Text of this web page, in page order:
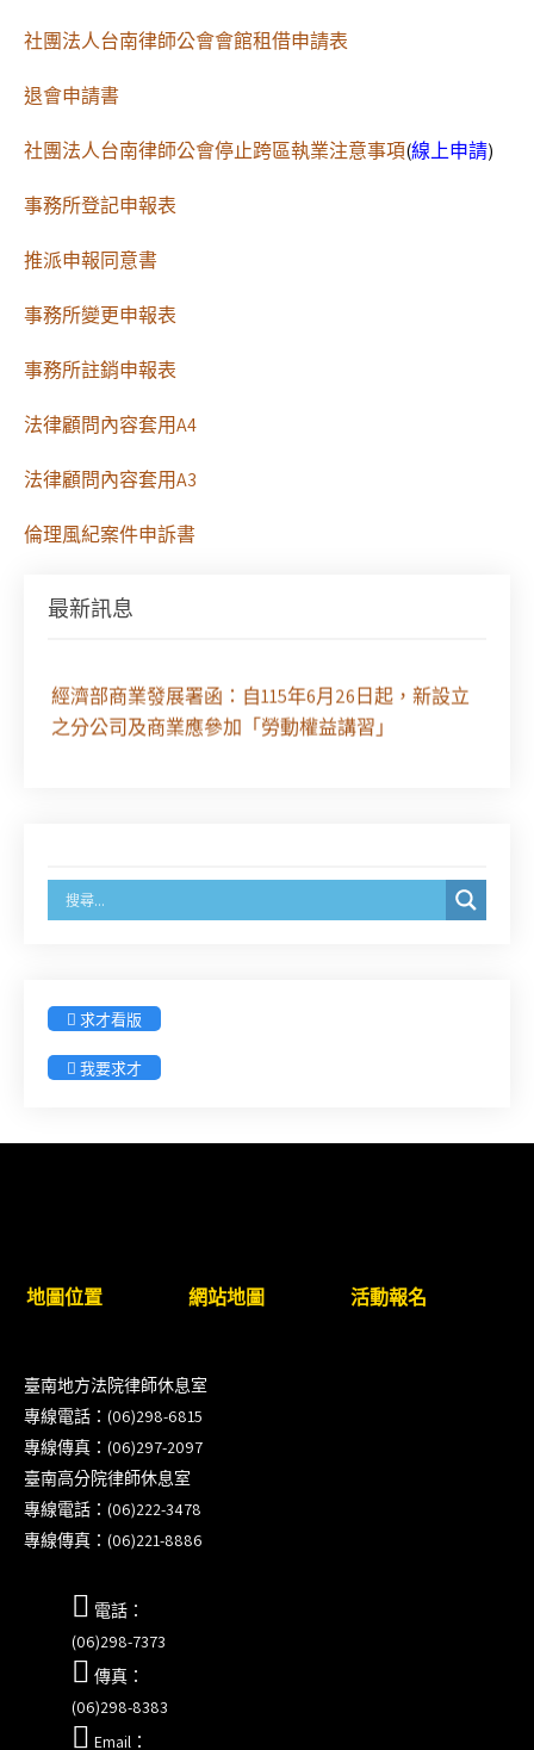
社團法人台南律師公會會館租借申請表
退會申請書
社團法人台南律師公會停止跨區執業注意事項(線上申請)
事務所登記申報表
推派申報同意書
事務所變更申報表
事務所註銷申報表
法律顧問內容套用A4
法律顧問內容套用A3
倫理風紀案件申訴書
最新訊息
徵求參與115年教師法律諮詢補助計畫人才庫(請於
經濟部商業發展署函：自115年6月26日起，新設立
之分公司及商業應參加「勞動權益講習」
徵詢有意願擔任臺南市115年度國民中小學法治教育
新竹律師公會8/21(五)舉辦「AI職場應用」進修課程
（8/17截止報名，額滿提前截止，實體＋線上同
步）
【重要公告】115年職場霸凌調查專業人才(律師)培
本會訂於115年8月15日(六)上午舉辦「使用AI如何幫
助整理資訊?談法律工作中的應用與風險」課程(8/7
前報名，實體+線上併行)
徵詢有意願擔任程序監理人之會員(115/8/14截止)
求才看版
我要求才
地圖位置 網站地圖 活動報名
臺南地方法院律師休息室
專線電話：(06)298-6815
專線傳真：(06)297-2097
臺南高分院律師休息室
專線電話：(06)222-3478
專線傳真：(06)221-8886
電話：
(06)298-7373
傳真：
(06)298-8383
Email：